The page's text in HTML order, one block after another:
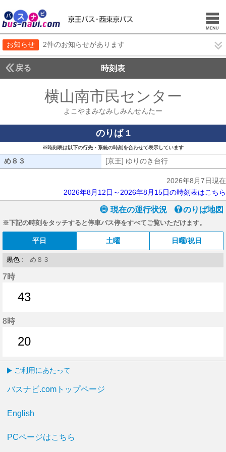
お知らせ 2件のお知らせがあります
戻る 時刻表
横山南市民センター
よこやまみなみしみんせんたー
のりば 1
※時刻表は以下の行先・系統の時刻を合わせて表示しています
め８３ [京王] ゆりのき台行
2026年8月7日現在
2026年8月12日～2026年8月15日の時刻表はこちら
現在の運行状況 のりば地図
※下記の時刻をタッチすると停車バス停をすべてご覧いただけます。
平日 土曜 日曜/祝日
黒色 : め８３
7時
43
8時
20
ご利用にあたって
バスナビ.comトップページ
English
PCページはこちら